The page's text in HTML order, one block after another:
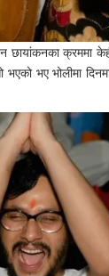
छायांकनका क्रममा
भए भोलीमा